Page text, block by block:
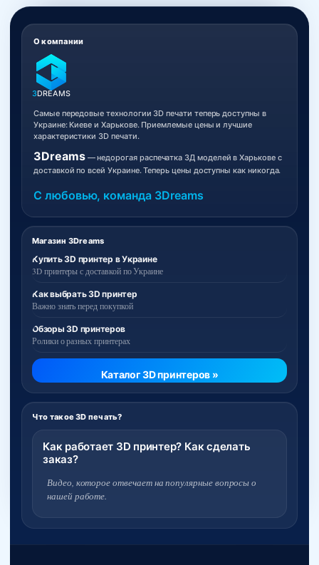
Магазин 3Dreams
Купить 3D принтер в Украине
3D принтеры с доставкой по Украине
Как выбрать 3D принтер
Важно знать перед покупкой
Обзоры 3D принтеров
Ролики о разных принтерах
Каталог 3D принтеров »
Что такое 3D печать?
Как работает 3D принтер? Как сделать
заказ?
Видео, которое отвечает на популярные вопросы о
нашей работе.
О компании
3DREAMS
Самые передовые технологии 3D печати теперь доступны в
Украине: Киеве и Харькове. Приемлемые цены и лучшие
характеристики 3D печати.
3Dreams— недорогая распечатка 3Д моделей в Харькове с
доставкой по всей Украине. Теперь цены доступны как никогда.
С любовью, команда 3Dreams